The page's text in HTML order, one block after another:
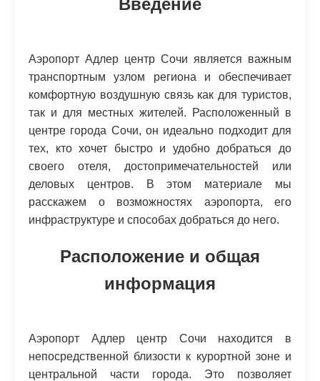
Введение
Аэропорт Адлер центр Сочи является важным
транспортным узлом региона и обеспечивает
комфортную воздушную связь как для туристов,
так и для местных жителей. Расположенный в
центре города Сочи, он идеально подходит для
тех, кто хочет быстро и удобно добраться до
своего отеля, достопримечательностей или
деловых центров. В этом материале мы
расскажем о возможностях аэропорта, его
инфраструктуре и способах добраться до него.
Расположение и общая
информация
Аэропорт Адлер центр Сочи находится в
непосредственной близости к курортной зоне и
центральной части города. Это позволяет